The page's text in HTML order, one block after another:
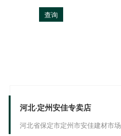
查询
河北·定州安佳专卖店
河北省保定市定州市安佳建材市场